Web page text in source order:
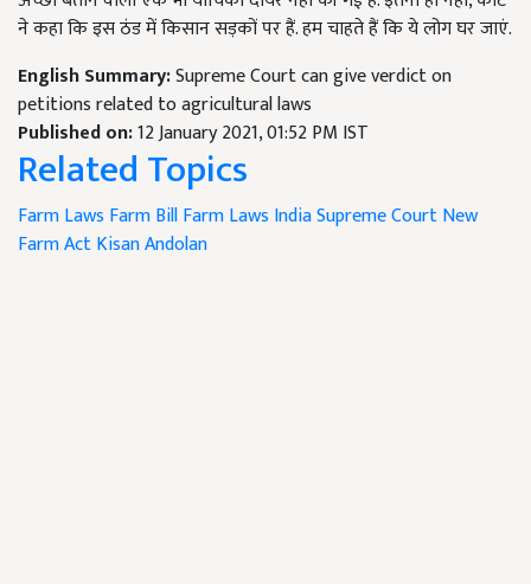
ने कहा कि इस ठंड में किसान सड़कों पर हैं. हम चाहते हैं कि ये लोग घर जाएं.
English Summary:Supreme Court can give verdict on
petitions related to agricultural laws
Published on:12 January 2021, 01:52 PM IST
Related Topics
Farm Laws Farm BillFarm Laws IndiaSupreme CourtNew
Farm ActKisan Andolan